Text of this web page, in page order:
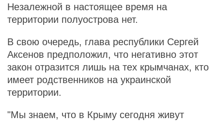
Незалежной в настоящее время на
территории полуострова нет.
В свою очередь, глава республики Сергей
Аксенов предположил, что негативно этот
закон отразится лишь на тех крымчанах, кто
имеет родственников на украинской
территории.
"Мы знаем, что в Крыму сегодня живут